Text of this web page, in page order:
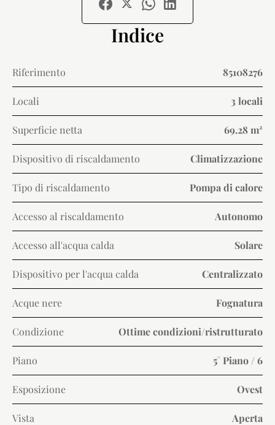
Indice
Riferimento 85108276
Locali 3 locali
Superficie netta 69.28 m²
Dispositivo di riscaldamento Climatizzazione
Tipo di riscaldamento Pompa di calore
Accesso al riscaldamento Autonomo
Accesso all'acqua calda Solare
Dispositivo per l'acqua calda Centralizzato
Acque nere Fognatura
Condizione Ottime condizioni/ristrutturato
Piano 5° Piano / 6
Esposizione Ovest
Vista Aperta